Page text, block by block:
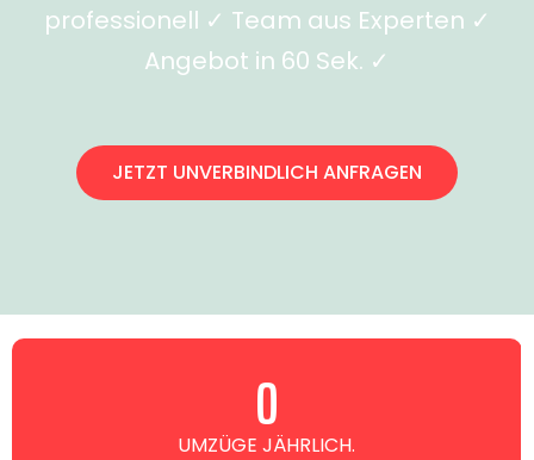
professionell ✓ Team aus Experten ✓
Angebot in 60 Sek. ✓
JETZT UNVERBINDLICH ANFRAGEN
UMZÜGE JÄHRLICH.
0